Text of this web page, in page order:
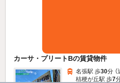
カーサ・プリートBの賃貸物件
名張駅 歩30分 （
桔梗が丘駅 歩7